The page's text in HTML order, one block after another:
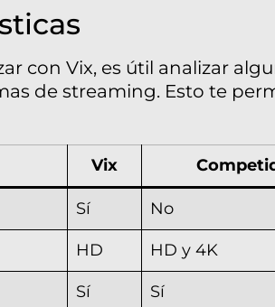
con Vix, es útil analizar
de streaming. Esto te
Vix
Sí No
HD HD y 4K
Sí Sí